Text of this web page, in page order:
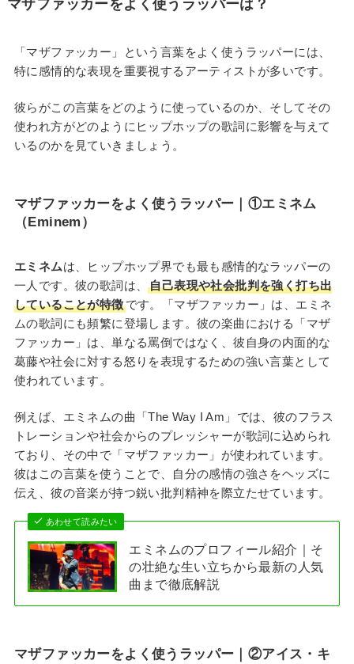
マザファッカーをよく使うラッパーは？
「マザファッカー」という言葉をよく使うラッパーには、
特に感情的な表現を重要視するアーティストが多いです。
彼らがこの言葉をどのように使っているのか、そしてその
使われ方がどのようにヒップホップの歌詞に影響を与えて
いるのかを見ていきましょう。
マザファッカーをよく使うラッパー ｜①エミネム
（Eminem）
エミネムは、ヒップホップ界でも最も感情的なラッパーの
一人です。彼の歌詞は、自己表現や社会批判を強く打ち出
していることが特徴です。「マザファッカー」は、エミネ
ムの歌詞にも頻繁に登場します。彼の楽曲における「マザ
ファッカー」は、単なる罵倒ではなく、彼自身の内面的な
葛藤や社会に対する怒りを表現するための強い言葉として
使われています。
例えば、エミネムの曲「The Way I Am」では、彼のフラス
トレーションや社会からのプレッシャーが歌詞に込められ
ており、その中で「マザファッカー」が使われています。
彼はこの言葉を使うことで、自分の感情の強さをヘッズに
伝え、彼の音楽が持つ鋭い批判精神を際立たせています。
あわせて読みたい
エミネムのプロフィール紹介｜そ
の壮絶な生い立ちから最新の人気
曲まで徹底解説
マザファッカーをよく使うラッパー ｜②アイス・キ